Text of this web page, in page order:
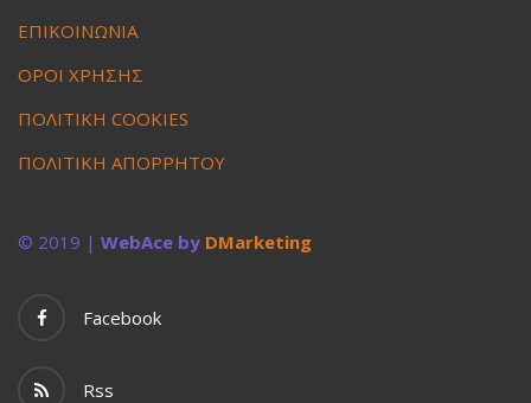
ΕΠΙΚΟΙΝΩΝΙΑ
ΟΡΟΙ ΧΡΗΣΗΣ
ΠΟΛΙΤΙΚΗ COOKIES
ΠΟΛΙΤΙΚΗ ΑΠΟΡΡΗΤΟΥ
© 2019 | WebAce by DMarketing
Facebook
Rss